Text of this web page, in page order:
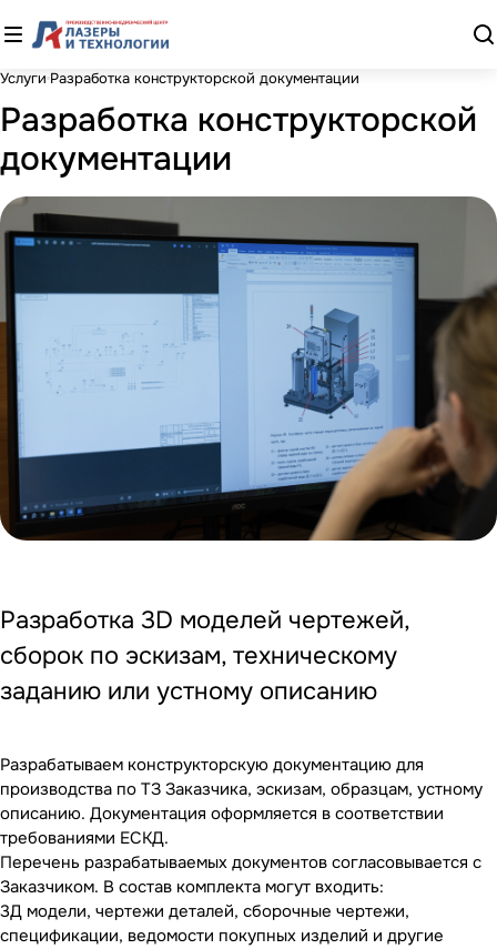
Услуги Разработка конструкторской документации
Разработка конструкторской
документации
Разработка 3D моделей чертежей,
сборок по эскизам, техническому
заданию или устному описанию
Разрабатываем конструкторскую документацию для
производства по ТЗ Заказчика, эскизам, образцам, устному
описанию. Документация оформляется в соответствии
требованиями ЕСКД.
Перечень разрабатываемых документов согласовывается с
Заказчиком. В состав комплекта могут входить:
3Д модели, чертежи деталей, сборочные чертежи,
спецификации, ведомости покупных изделий и другие